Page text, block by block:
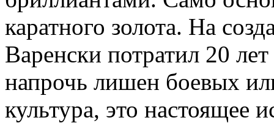
каратного золота. На
Варенски потратил 20
напрочь лишен боевых
культура, это настоящее